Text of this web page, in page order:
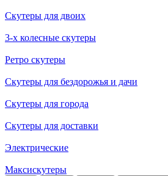
Скутеры для двоих
3-х колесные скутеры
Ретро скутеры
Скутеры для бездорожья и дачи
Скутеры для города
Скутеры для доставки
Электрические
Максискутеры